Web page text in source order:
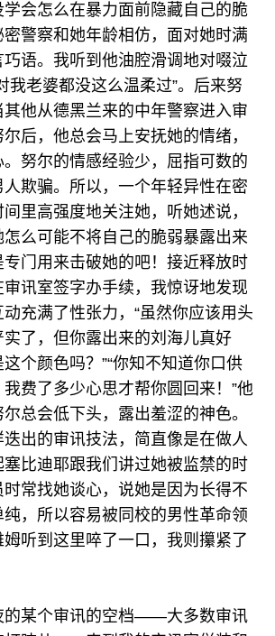
会怎么在暴力面前隐藏自己的脆
警察和她年龄相仿，面对她时满
语。我听到他油腔滑调地对啜泣
我老婆都没这么温柔过”。后来努
他从德黑兰来的中年警察进入审
后，他总会马上安抚她的情绪，
努尔的情感经验少，屈指可数的
欺骗。所以，一个年轻异性在密
里高强度地关注她，听她述说，
怎么可能不将自己的脆弱暴露出来
门用来击破她的吧！接近释放时
讯室签字办手续，我惊讶地发现
充满了性张力，“虽然你应该用头
实了，但你露出来的刘海儿真好
个颜色吗？”“你知不知道你口供
费了多少心思才帮你圆回来！”他
总会低下头，露出羞涩的神色。
出的审讯技法，简直像是在做人
比迪耶跟我们讲过她被监禁的时
常找她谈心，说她是因为长得不
，所以容易被同校的男性革命领
听到这里啐了一口，我则攥紧了
的某个审讯的空档——大多数审讯